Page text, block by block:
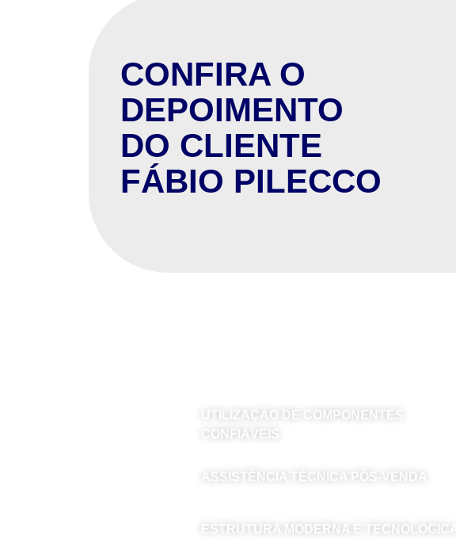
CONFIRA O
DEPOIMENTO
DO CLIENTE
FÁBIO PILECCO
UTILIZAÇÃO DE COMPONENTES
CONFIÁVEIS
ASSISTÊNCIA TÉCNICA PÓS-VENDA
ESTRUTURA MODERNA E TECNOLÓGICA